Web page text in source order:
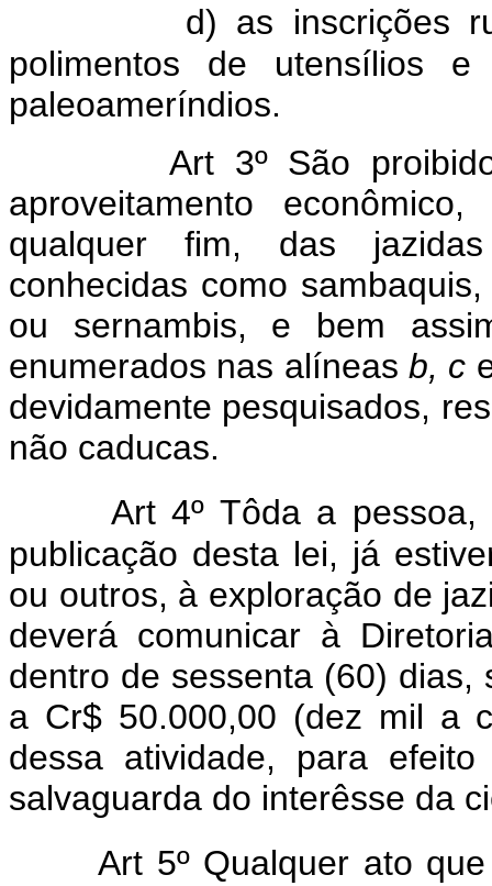
d) as inscrições
polimentos de utensílios
paleoameríndios.
Art 3º São
aproveitamento
qualquer fim, das jazidas
conhecidas como
ou sernambis, e bem
enumerados nas alíneas b, c
devidamente pesquisados,
não caducas.
Art 4º Tôda a
publicação desta lei, já
ou outros, à exploração de
deverá comunicar à
dentro de sessenta (60)
a Cr$ 50.000,00 (dez mil a
dessa atividade, para
salvaguarda do interêsse da
Art 5º Qualquer ato